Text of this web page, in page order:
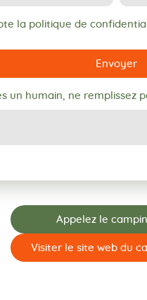
la politique de
Envoyer
un humain, ne remplissez
Appelez le
Visiter le site web du